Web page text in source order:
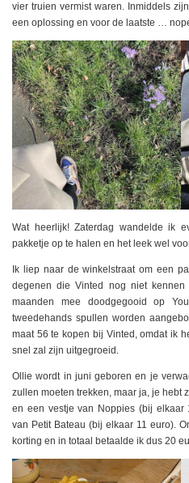
vier truien vermist waren. Inmiddels
een oplossing en voor de laatste …
Wat heerlijk! Zaterdag wandelde ik
pakketje op te halen en het leek wel
Ik liep naar de winkelstraat om een
degenen die Vinted nog niet
maanden mee doodgegooid op
tweedehands spullen worden
maat 56 te kopen bij Vinted, omdat ik
snel zal zijn uitgegroeid.
Ollie wordt in juni geboren en je
zullen moeten trekken, maar ja, je hebt
en een vestje van Noppies (bij elkaar
van Petit Bateau (bij elkaar 11 euro).
korting en in totaal betaalde ik dus 20